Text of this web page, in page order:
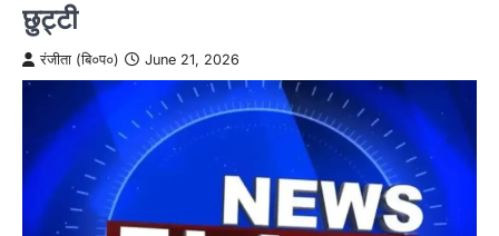
छुट्टी
रंजीता (बि०प०) June 21, 2026